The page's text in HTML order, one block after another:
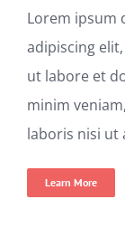
Lorem ipsum
adipiscing
ut labore et
minim
laboris nisi ut
Learn More